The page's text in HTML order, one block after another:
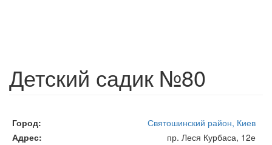
Детский садик №80
Город
Святошинский район, Киев
Адрес
пр. Леся Курбаса, 12е